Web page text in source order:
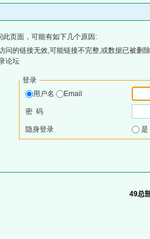
页面，可能有如下几个原因:
问的链接无效,可能链接不完整,或数据已被删
论坛
登录
用户名
Email
密 码
隐身登录
49总